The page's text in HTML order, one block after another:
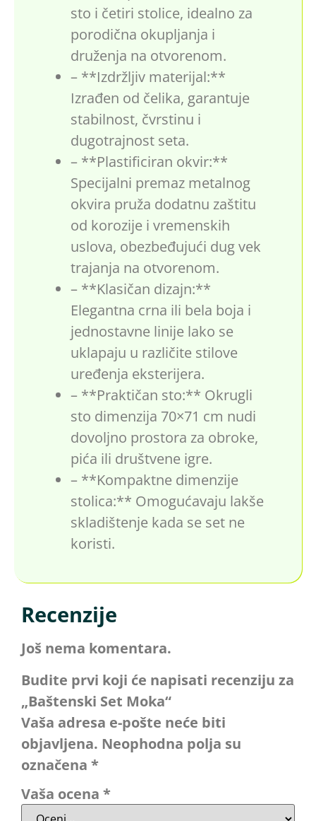
sto i četiri stolice, idealno za
porodična okupljanja i
druženja na otvorenom.
– **Izdržljiv materijal:**
Izrađen od čelika, garantuje
stabilnost, čvrstinu i
dugotrajnost seta.
– **Plastificiran okvir:**
Specijalni premaz metalnog
okvira pruža dodatnu zaštitu
od korozije i vremenskih
uslova, obezbeđujući dug vek
trajanja na otvorenom.
– **Klasičan dizajn:**
Elegantna crna ili bela boja i
jednostavne linije lako se
uklapaju u različite stilove
uređenja eksterijera.
– **Praktičan sto:** Okrugli
sto dimenzija 70×71 cm nudi
dovoljno prostora za obroke,
pića ili društvene igre.
– **Kompaktne dimenzije
stolica:** Omogućavaju lakše
skladištenje kada se set ne
koristi.
Recenzije
Još nema komentara.
Budite prvi koji će napisati recenziju za
„Baštenski Set Moka“
Vaša adresa e-pošte neće biti
objavljena. Neophodna polja su
označena *
Vaša ocena *